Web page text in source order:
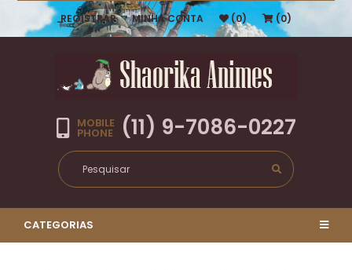
REGISTRAR MINHA CONTA (0) (0)
MOBILE
PHONE (11) 9-7086-0227
CATEGORIAS